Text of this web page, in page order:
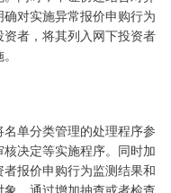
对实施异常报价申购行为
者，将其列入网下投资者
单分类管理的处理程序参
决定等实施程序。同时加
报价申购行为监测结果和